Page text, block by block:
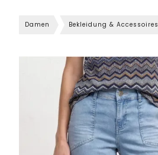
Damen Bekleidung & Accessoires